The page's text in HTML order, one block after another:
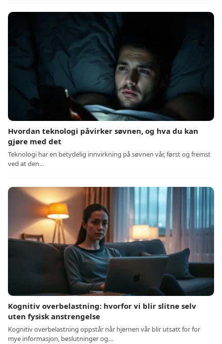
Hvordan teknologi påvirker søvnen, og hva du kan
gjøre med det
Teknologi har en betydelig innvirkning på søvnen vår, først og fremst
ved at den…
Kognitiv overbelastning: hvorfor vi blir slitne selv
uten fysisk anstrengelse
Kognitiv overbelastning oppstår når hjernen vår blir utsatt for for
mye informasjon, beslutninger og…